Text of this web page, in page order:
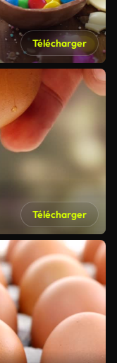
Télécharger
Télécharger